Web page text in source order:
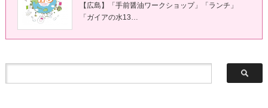
【広島】「手前醤油ワークショップ」「ランチ」
「ガイアの水13…